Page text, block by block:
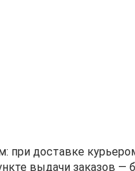
при доставке
выдачи заказов —